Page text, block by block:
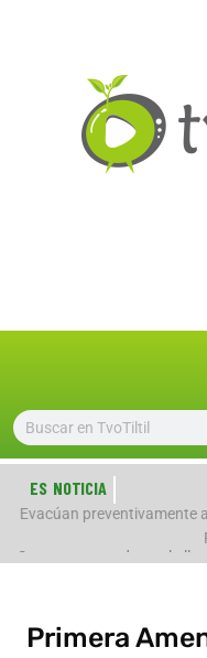
ES NOTICIA
Evacúan preventivamente
Primera